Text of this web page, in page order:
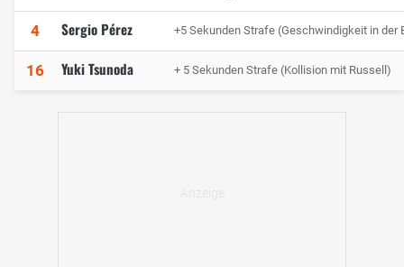
4 Sergio Pérez +5 Sekunden Strafe (Geschwindigkeit in der
16 Yuki Tsunoda + 5 Sekunden Strafe (Kollision mit Russell)